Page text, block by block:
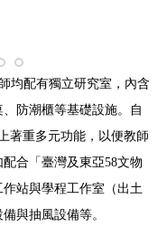
有獨立研究室，內含
防潮櫃等基礎設施。自
著重多元功能，以便教師
合「臺灣及東亞58文物
站與學程工作室（出土
與抽風設備等。